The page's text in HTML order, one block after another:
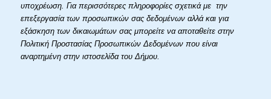
υποχρέωση. Για περισσότερες πληροφορίες σχετικά με την
επεξεργασία των προσωπικών σας δεδομένων αλλά και για
εξάσκηση των δικαιωμάτων σας μπορείτε να αποταθείτε στην
Πολιτική Προστασίας Προσωπικών Δεδομένων που είναι
αναρτημένη στην ιστοσελίδα του Δήμου.